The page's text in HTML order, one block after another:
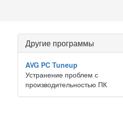
Другие программы
AVG PC Tuneup
Устранение проблем с
производительностью ПК